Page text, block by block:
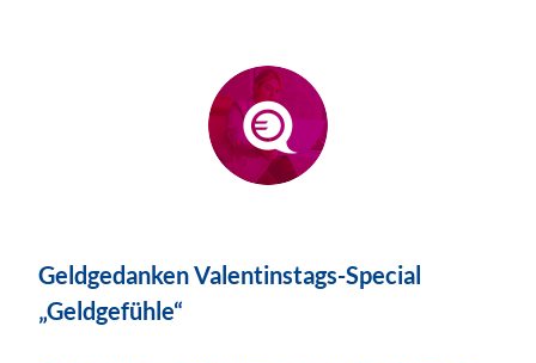
Geldgedanken Valentinstags-Special
„Geldgefühle“